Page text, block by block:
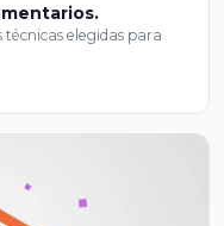
elegidas para